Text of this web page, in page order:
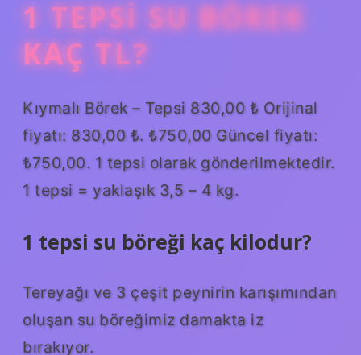
1 TEPSI SU BÖREK
KAÇ TL?
Kıymalı Börek – Tepsi 830,00 ₺ Orijinal
fiyatı: 830,00 ₺. ₺750,00 Güncel fiyatı:
₺750,00. 1 tepsi olarak gönderilmektedir.
1 tepsi = yaklaşık 3,5 – 4 kg.
1 tepsi su böreği kaç kilodur?
Tereyağı ve 3 çeşit peynirin karışımından
oluşan su böreğimiz damakta iz
bırakıyor.